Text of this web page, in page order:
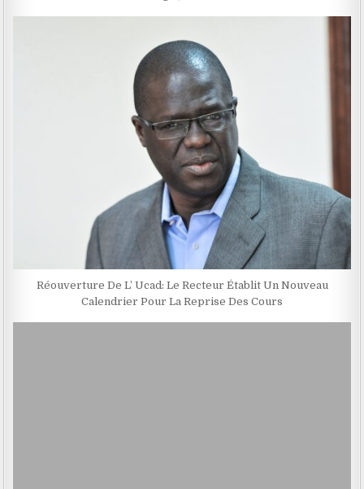
Réouverture De L’ Ucad: Le Recteur Établit Un Nouveau
Calendrier Pour La Reprise Des Cours